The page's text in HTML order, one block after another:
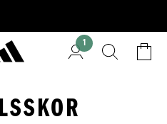
1